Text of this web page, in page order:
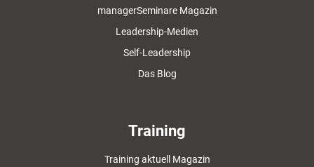
managerSeminare Magazin
Leadership-Medien
Self-Leadership
Das Blog
Training
Training aktuell Magazin